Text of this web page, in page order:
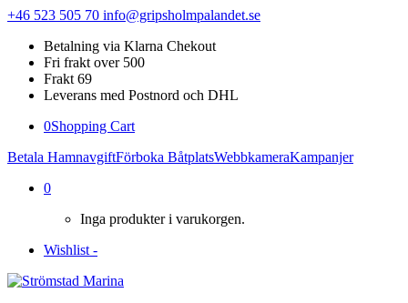
+46 523 505 70 info@gripsholmpalandet.se
Betalning via Klarna Chekout
Fri frakt over 500
Frakt 69
Leverans med Postnord och DHL
0Shopping Cart
Betala HamnavgiftFörboka BåtplatsWebbkameraKampanjer
0
Inga produkter i varukorgen.
Wishlist -